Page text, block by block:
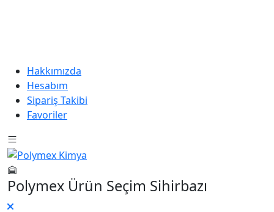
Hakkımızda
Hesabım
Sipariş Takibi
Favoriler
Polymex Ürün Seçim Sihirbazı